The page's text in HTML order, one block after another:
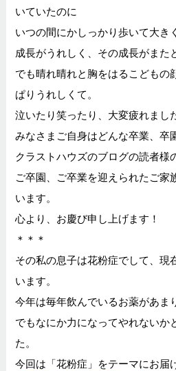
いていたのに
いつの間にかしっかり歩いて大き
成長がうれしく、その成長がまた
でも晴れ晴れと胸をはるこどもの
ぱりうれしくて。
泣いたり笑ったり、大変疲れまし
みなさまご自身はどんな卒業、卒
クラストハウズのブログの読者様
ご卒園、ご卒業を迎えられたご家
います。
心より、お慶び申し上げます！
＊＊＊
その私の息子は花粉症でして、現
います。
今年は毎年飲んでいるお薬があま
でもなにか力になってやれないか
た。
今回は「花粉症」をテーマにお届